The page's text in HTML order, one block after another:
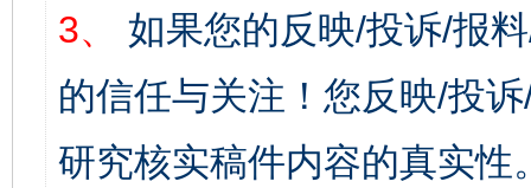
3、
如果您的反映/投诉/报
的信任与关注！您反映/投
研究核实稿件内容的真实